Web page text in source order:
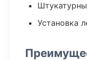
Установка